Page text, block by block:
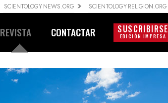
SCIENTOLOGY NEWS.ORG SCIENTOLOGY RELIGION.ORG
REVISTA CONTACTAR SUSCRIBIRSE
EDICIÓN IMPRESA